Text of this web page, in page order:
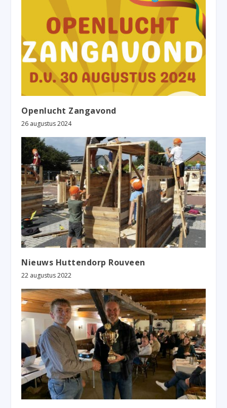
Openlucht Zangavond
26 augustus 2024
Nieuws Huttendorp Rouveen
22 augustus 2022